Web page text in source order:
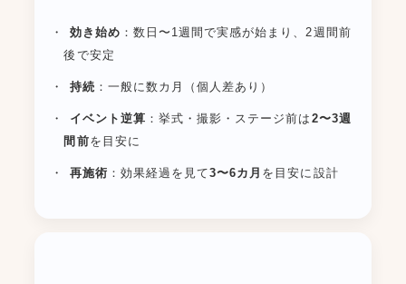
効き始め ：数日〜1週間で実感が始まり、2週間前
後で安定
持続 ：一般に数カ月（個人差あり）
イベント逆算 ：挙式・撮影・ステージ前は 2〜3週
間前を目安に
再施術 ：効果経過を見て3〜6カ月 を目安に設計